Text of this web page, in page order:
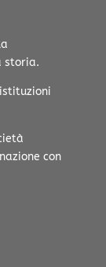
storia.
con